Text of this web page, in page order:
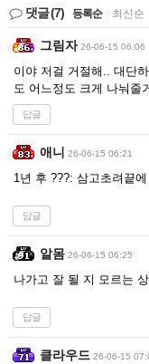
댓글(7) 등록순 최신순
그림자 26-06-15 06:06
이야 저걸 거절해.. 대단
도 어느정도 크게 나눠줄
답글
애니 26-06-15 06:21
1년 후 ???: 삼고초려끝
답글
알몸 26-06-15 06:25
나가고 잘 될 지 모르는
답글
클라우드 26-06-15